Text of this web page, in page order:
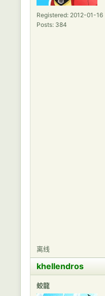
Registered: 2012-01-16
Posts: 384
离线
khellendros
蛟龍